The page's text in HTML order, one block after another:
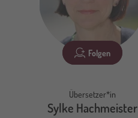
Folgen
Übersetzer*in
Sylke Hachmeister